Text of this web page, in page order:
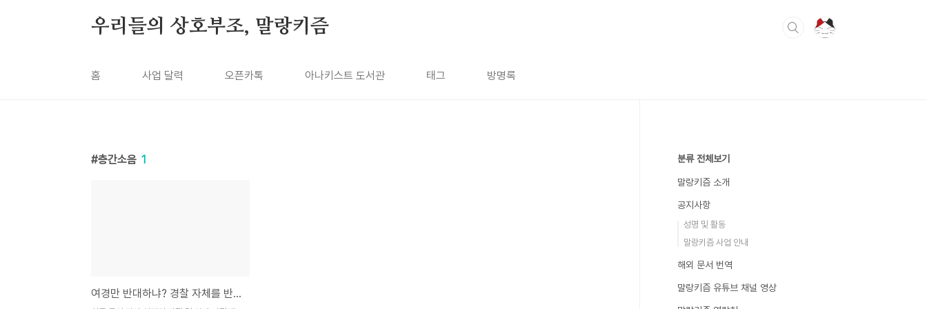
우리들의 상호부조, 말랑키즘
홈 사업 달력 오픈카톡 아나키스트 도서관 태그 방명록
층간소음 1
여경만 반대하냐? 경찰 자체를 반대하자!
분류 전체보기
말랑키즘 소개
공지사항
성명 및 활동
말랑키즘 사업 안내
해외 문서 번역
말랑키즘 유튜브 채널 영상